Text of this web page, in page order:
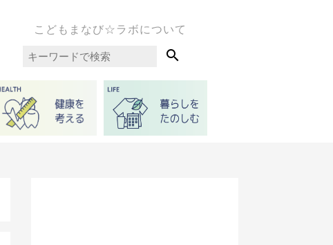
こどもまなび☆ラボについて
